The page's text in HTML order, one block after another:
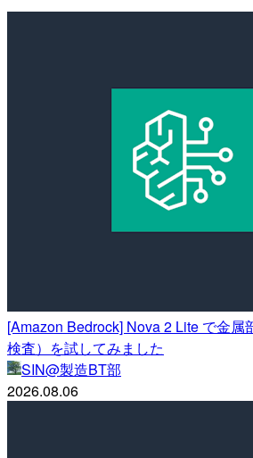
[Amazon Bedrock] Nova 2 Lite で金属
検査）を試してみました
SIN@製造BT部
2026.08.06